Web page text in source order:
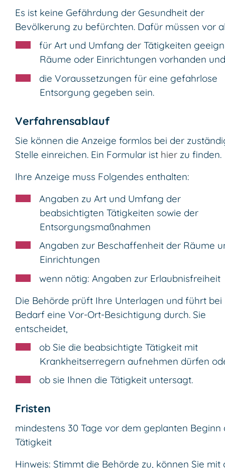
Es ist keine Gefährdung der Gesundheit der
Bevölkerung zu befürchten. Dafür müssen vor
für Art und Umfang der Tätigkeiten
Räume oder Einrichtungen vorhanden und
die Voraussetzungen für eine gefahrlose
Entsorgung gegeben sein.
Verfahrensablauf
Sie können die Anzeige formlos bei der
Stelle einreichen. Ein Formular ist hier zu finden.
Ihre Anzeige muss Folgendes enthalten:
Angaben zu Art und Umfang der
beabsichtigten Tätigkeiten sowie der
Entsorgungsmaßnahmen
Angaben zur Beschaffenheit der Räume
Einrichtungen
wenn nötig: Angaben zur Erlaubnisfreiheit
Die Behörde prüft Ihre Unterlagen und führt bei
Bedarf eine Vor-Ort-Besichtigung durch. Sie
entscheidet,
ob Sie die beabsichtigte Tätigkeit mit
Krankheitserregern aufnehmen dürfen
ob sie Ihnen die Tätigkeit untersagt.
Fristen
mindestens 30 Tage vor dem geplanten Beginn
Tätigkeit
Hinweis: Stimmt die Behörde zu, können Sie mit